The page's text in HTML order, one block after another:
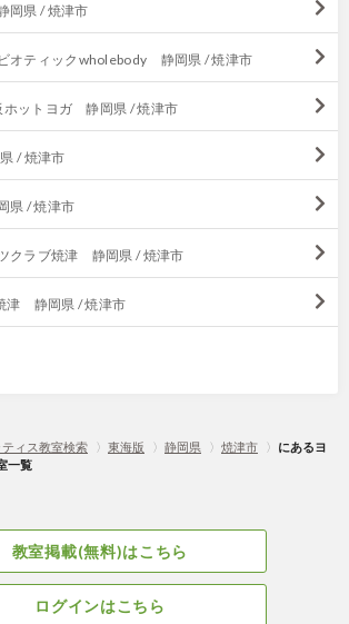
岡県 / 焼津市
オティックwholebody 静岡県 / 焼津市
ットヨガ 静岡県 / 焼津市
/ 焼津市
県 / 焼津市
クラブ焼津 静岡県 / 焼津市
津 静岡県 / 焼津市
ィス教室検索 〉 東海版 〉 静岡県 〉 焼津市 〉 にあるヨ
一覧
教室掲載(無料)はこちら
ログインはこちら